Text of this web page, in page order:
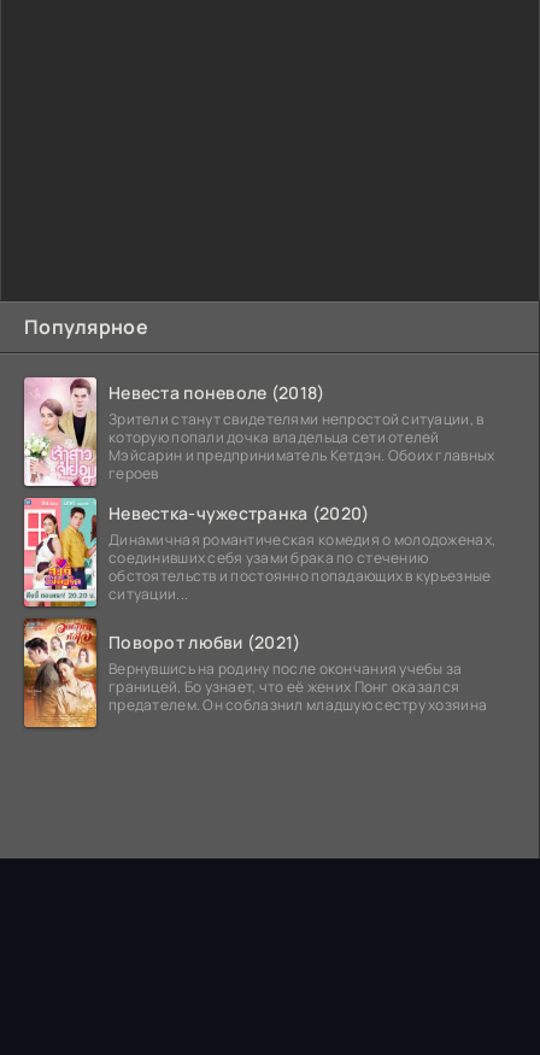
Популярное
Невеста поневоле (2018)
Зрители станут свидетелями непростой ситуации, в
которую попали дочка владельца сети отелей
Мэйсарин и предприниматель Кетдэн. Обоих главных
героев
Невестка-чужестранка (2020)
Динамичная романтическая комедия о молодоженах,
соединивших себя узами брака по стечению
обстоятельств и постоянно попадающих в курьезные
ситуации...
Поворот любви (2021)
Вернувшись на родину после окончания учебы за
границей, Бо узнает, что её жених Понг оказался
предателем. Он соблазнил младшую сестру хозяина